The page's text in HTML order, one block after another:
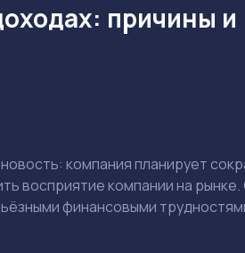
причины и
компания планирует
восприятие компании на
финансовыми